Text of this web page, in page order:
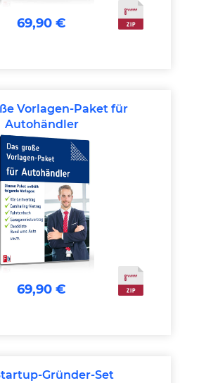
69,90 €
Vorlagen-Paket für
Autohändler
69,90 €
Gründer-Set